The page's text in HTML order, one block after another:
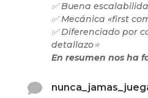
✅ Buena
✅ Mecánica «first
✅ Diferenciado por
detallazo⭐
En resumen nos ha
